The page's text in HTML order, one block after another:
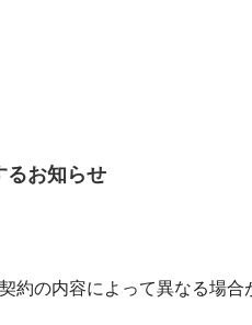
るお知らせ
約の内容によって異なる場